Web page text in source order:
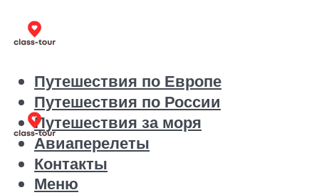
Путешествия по Европе
Путешествия по России
Путешествия за моря
Авиаперелеты
Контакты
Меню